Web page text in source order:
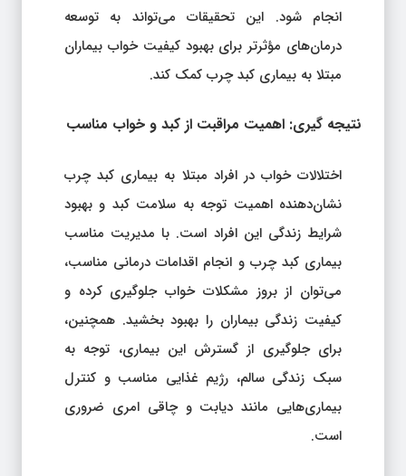
انجام شود. این تحقیقات می‌تواند به توسعه
درمان‌های مؤثرتر برای بهبود کیفیت خواب بیماران
مبتلا به بیماری کبد چرب کمک کند.
نتیجه‌ گیری: اهمیت مراقبت از کبد و خواب مناسب
اختلالات خواب در افراد مبتلا به بیماری کبد چرب
نشان‌دهنده اهمیت توجه به سلامت کبد و بهبود
شرایط زندگی این افراد است. با مدیریت مناسب
بیماری کبد چرب و انجام اقدامات درمانی مناسب،
می‌توان از بروز مشکلات خواب جلوگیری کرده و
کیفیت زندگی بیماران را بهبود بخشید. همچنین،
برای جلوگیری از گسترش این بیماری، توجه به
سبک زندگی سالم، رژیم غذایی مناسب و کنترل
بیماری‌هایی مانند دیابت و چاقی امری ضروری
است.